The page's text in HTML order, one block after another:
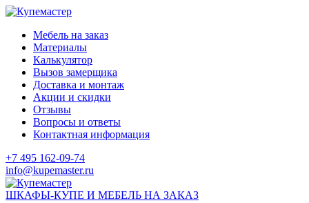
Мебель на заказ
Материалы
Калькулятор
Вызов замерщика
Доставка и монтаж
Акции и скидки
Отзывы
Вопросы и ответы
Контактная информация
+7 495 162-09-74
info@kupemaster.ru
ШКАФЫ-КУПЕ И МЕБЕЛЬ НА ЗАКАЗ